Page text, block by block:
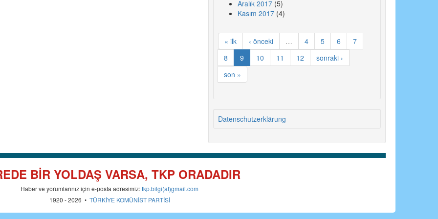
Aralık 2017(5)
Kasım 2017(4)
« ilk ‹ önceki … 4 5 6
7
8
9 10 11 12
sonraki ›
son »
Datenschutzerklärung
BİR YOLDAŞ VARSA, TKP ORADADIR
Haber ve yorumlarınız için e-posta adresimiz:tkp.bilgi(at)gmail.com
1920 - 2026 • TÜRKİYE KOMÜNİST PARTİSİ